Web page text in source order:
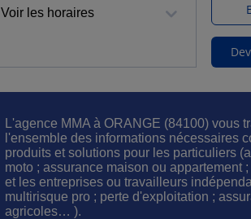
Voir les horaires
L'agence MMA à ORANGE (84100) vous
l'ensemble des informations nécessaires
produits et solutions pour les particuliers
moto ; assurance maison ou appartement
et les entreprises ou travailleurs
multirisque pro ; perte d'exploitation ;
agricoles… ).